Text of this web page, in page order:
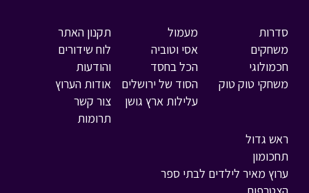
סדרות
משחקים
חכמולוגי
משחקי טוק טוק
מעמול
אסי וטוביה
הכל בחסד
הסוד של ירושלים
עלילות ארץ גושן
ראש גדול
תחכומון
ערוץ מאיר לילדים לבתי ספר
תקנון האתר
לוח שידורים
והודעות
אודות הערוץ
צור קשר
תרומות